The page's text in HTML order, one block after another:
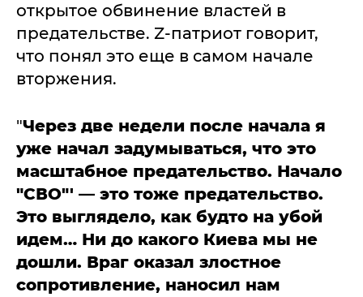
открытое обвинение властей в
предательстве. Z-патриот говорит,
что понял это еще в самом начале
вторжения.
"Через две недели после начала я
уже начал задумываться, что это
масштабное предательство. Начало
"СВО"' — это тоже предательство.
Это выглядело, как будто на убой
идем… Ни до какого Киева мы не
дошли. Враг оказал злостное
сопротивление, наносил нам